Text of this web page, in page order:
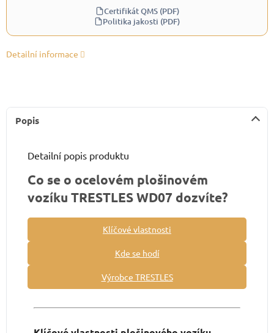
Certifikát QMS (PDF)
Politika jakosti (PDF)
Detailní informace
Popis
Detailní popis produktu
Co se o ocelovém plošinovém
vozíku TRESTLES WD07 dozvíte?
Klíčové vlastnosti
Kde se hodí
Výrobce TRESTLES